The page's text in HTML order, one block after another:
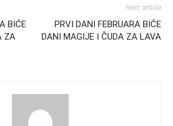
BIĆE
ZA
Next article
PRVI DANI FEBRUARA BIĆE
DANI MAGIJE I ČUDA ZA LAVA